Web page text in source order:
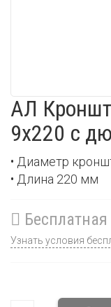
АЛ
9х220 с
• Диаметр
• Длина 220 мм
Узнать условия